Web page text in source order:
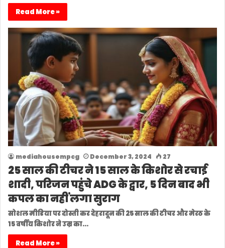
Read More »
mediahousempcg December 3, 2024 27
25 साल की टीचर ने 15 साल के किशोर से रचाई
शादी, परिजन पहुंचे ADG के द्वार, 5 दिन बाद भी
कपल का नहीं लगा सुराग
सोशल मीडिया पर दोस्ती कर देहरादून की 25 साल की टीचर और मेरठ के
15 वर्षीय किशोर ने उम्र का…
Read More »